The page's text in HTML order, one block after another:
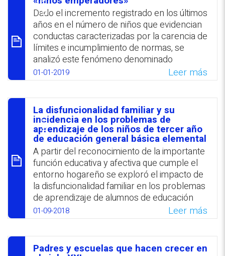
mejorar las actitudes y aptitudes, entre las
que se remarca la adopción de una mirada
positiva y se destaca el rol fundamental que
cumple la formación docente para motivar
al profesorado a desarrollar prácticas
inclusivas.
סיכום
Dado el incremento registrado en los últimos
años en el número de niños que evidencian
conductas caracterizadas por la carencia de
límites e incumplimiento de normas, se
analizó este fenómeno denominado
formalmente Trastorno de Oposición
Desafiante y conocido también como
síndrome del Emperador. Las conductas
típicas se relacionaron con la cantidad y
calidad del tiempo que comparten padres e
hijos. Los estilos educativos de los padres
se diseñan en función del grado de control;
comunicación; expectativas, exigencias y
afecto. Se presentó una guía para la
identificación temprana y programas para
su tratamiento. Se destacó la importancia de
la colaboración escuela-hogar.
WhatsApp
Facebook
Twitter
Email
01-01-2019 Leer más
סיכום
La disfuncionalidad familiar y su
incidencia en los problemas de
aprendizaje de los niños de tercer año
de educación general básica elemental
A partir del reconocimiento de la importante
función educativa y afectiva que cumple el
entorno hogareño se exploró el impacto de
la disfuncionalidad familiar en los problemas
de aprendizaje de alumnos de educación
básica. Se halló un porcentaje significativo
de disfuncionalidad y falta de cohesión y
flexibilidad en el entorno familiar de
estudiantes provenientes de familias
01-09-2018 Leer más
Padres y escuelas que hacen crecer en